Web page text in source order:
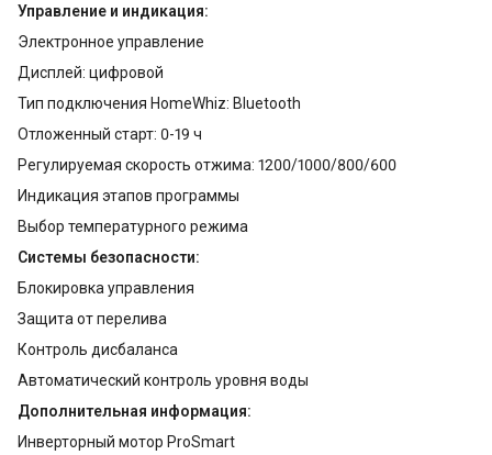
Управление и индикация:
Электронное управление
Дисплей: цифровой
Тип подключения HomeWhiz: Bluetooth
Отложенный старт: 0-19 ч
Регулируемая скорость отжима: 1200/1000/800/600
Индикация этапов программы
Выбор температурного режима
Системы безопасности:
Блокировка управления
Защита от перелива
Контроль дисбаланса
Автоматический контроль уровня воды
Дополнительная информация:
Инверторный мотор ProSmart